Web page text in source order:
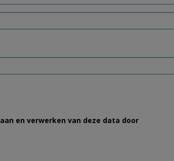
en verwerken van deze data door